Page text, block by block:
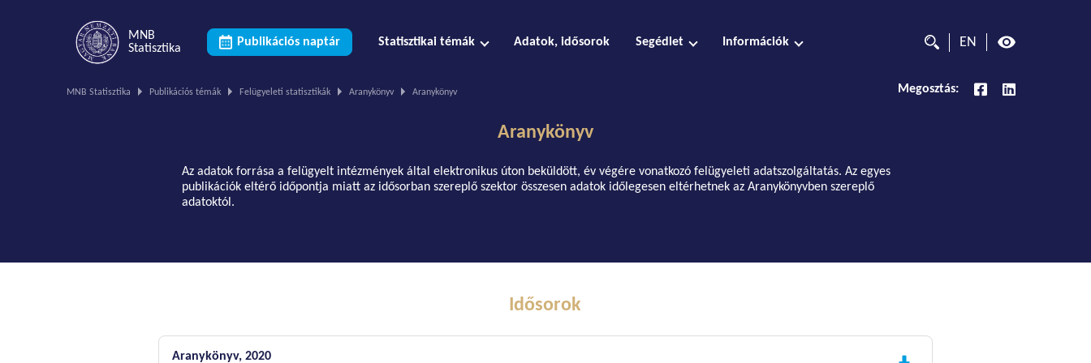
MNB
Statisztika
Publikációs naptár Statisztikai témák Adatok, idősorok Segédlet Információk EN
Ön
MNB Statisztika Publikációs témák Felügyeleti statisztikák Aranykönyv Aranykönyv Megosztás:
Aranykönyv
Az adatok forrása a felügyelt intézmények által elektronikus úton beküldött, év végére vonatkozó felügyeleti adatszolgáltatás. Az egyes
publikációk eltérő időpontja miatt az idősorban szereplő szektor összesen adatok időlegesen eltérhetnek az Aranykönyvben szereplő
adatoktól.
Idősorok
Aranykönyv, 2020